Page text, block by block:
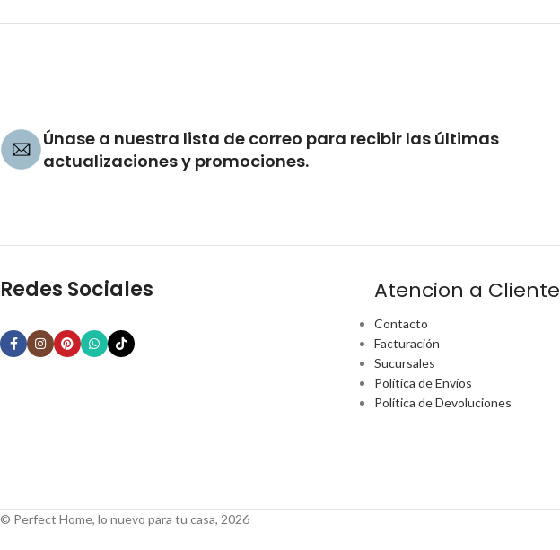
Únase a nuestra lista de correo para recibir las últimas
actualizaciones y promociones.
Redes Sociales Atencion a Cliente
Contacto
Facturación
Sucursales
Política de Envíos
Política de Devoluciones
© Perfect Home, lo nuevo para tu casa, 2026